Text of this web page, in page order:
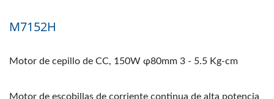
M7152H
Motor de cepillo de CC, 150W φ80mm 3 - 5.5 Kg-cm
Motor de escobillas de corriente continua de alta potencia